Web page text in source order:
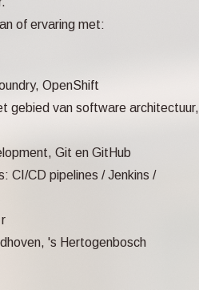
of ervaring met:
OpenShift
gebied van software architectuur,
Git en GitHub
CI/CD pipelines / Jenkins /
's Hertogenbosch